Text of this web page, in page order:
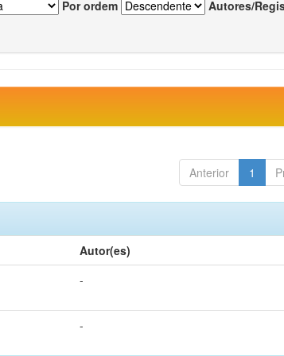
Por ordem Autores/
Anterior 1
Autor(es)
-
-